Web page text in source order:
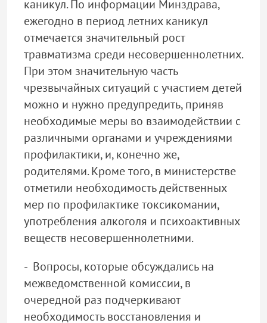
каникул. По информации Минздрава,
ежегодно в период летних каникул
отмечается значительный рост
травматизма среди несовершеннолетних.
При этом значительную часть
чрезвычайных ситуаций с участием детей
можно и нужно предупредить, приняв
необходимые меры во взаимодействии с
различными органами и учреждениями
профилактики, и, конечно же,
родителями. Кроме того, в министерстве
отметили необходимость действенных
мер по профилактике токсикомании,
употребления алкоголя и психоактивных
веществ несовершеннолетними.
- Вопросы, которые обсуждались на
межведомственной комиссии, в
очередной раз подчеркивают
необходимость восстановления и